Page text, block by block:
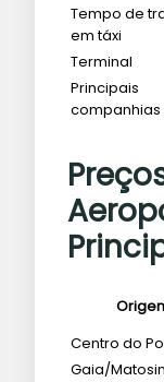
Tempo de
em táxi
Terminal
Principais
companhias
Centro do
Gaia/